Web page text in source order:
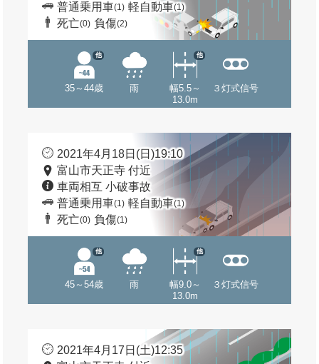
普通乗用車(1) 軽自動車(1)
死亡(0) 負傷(2)
35～44歳
他
雨
幅5.5～
13.0m
他
３灯式信号
2021年4月18日(日)19:10
富山市天正寺 付近
車両相互 小破事故
普通乗用車(1) 軽自動車(1)
死亡(0) 負傷(1)
45～54歳
他
雨
幅9.0～
13.0m
他
３灯式信号
2021年4月17日(土)12:35